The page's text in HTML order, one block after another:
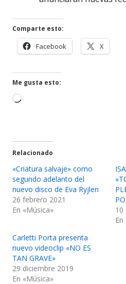
Comparte esto:
Facebook
en
X
en
Me gusta esto:
Cargando...
Relacionado
«Criatura salvaje» como
segundo adelanto del
nuevo disco de Eva Ryjlen
26 febrero 2021
En «Música»
10
Carletti Porta presenta
nuevo videoclip «NO ES
TAN GRAVE»
29 diciembre 2019
En «Música»